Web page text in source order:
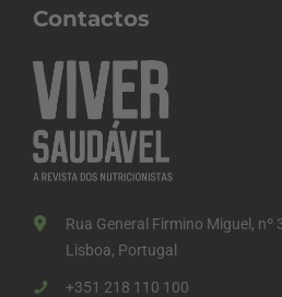
Contactos
Rua General Firmino Miguel, nº
Lisboa, Portugal
+351 218 110 100